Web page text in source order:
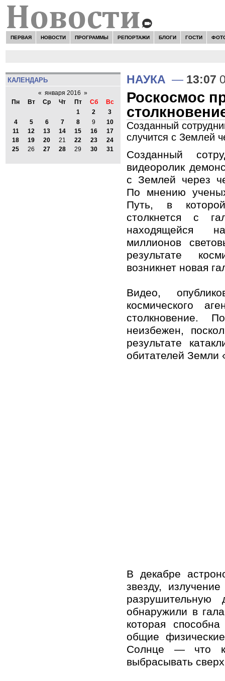
ПЕРВАЯ НОВОСТИ ПРОГРАММЫ РЕПОРТАЖИ БЛОГИ ГОСТИ
КАЛЕНДАРЬ
« января 2016 »
Пн
Вт Ср Чт Пт Сб
Вс
1
2
3
4
5 6 7 8 9
10
11
12 13 14 15 16
17
18
19 20 21 22 23
24
25
26 27 28 29 30 31
НАУКА — 13:07
Роскосмос
Созданный
случится с Землей
Созданный
видеоролик
с Землей через
По мнению
Путь, в
столкнется с
находящейся
миллионов
результате
возникнет новая
Видео,
космического
столкновение.
неизбежен,
результате
обитателей Земли
В декабре
звезду,
обнаружили в
которая
общие
Солнце — что
выбрасывать